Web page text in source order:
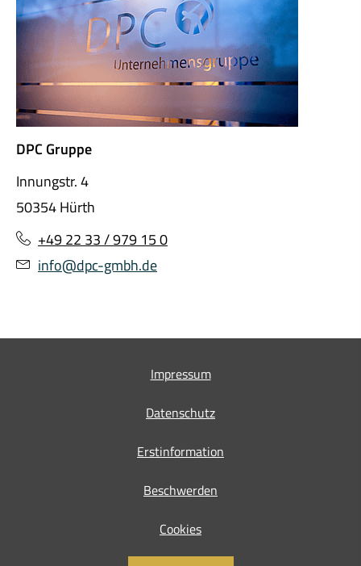
DPC Gruppe
Innungstr. 4
50354 Hürth
+49 22 33 / 979 15 0
info@dpc-gmbh.de
Impressum
Datenschutz
Erstinformation
Beschwerden
Cookies